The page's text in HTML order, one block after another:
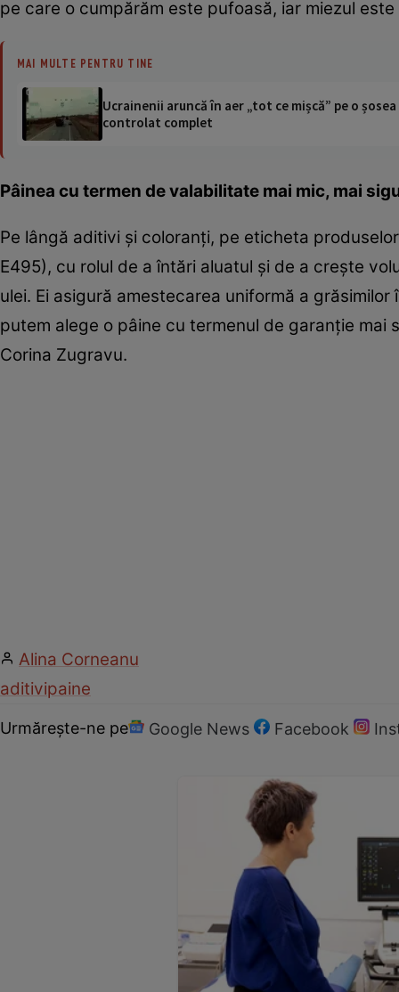
pe care o cumpărăm este pufoasă, iar miezul
MAI MULTE PENTRU TINE
Ucrainenii aruncă în aer „tot ce mișcă” pe o
controlat complet
Pâinea cu termen de valabilitate mai mic, mai
Pe lângă aditivi şi coloranţi, pe eticheta
E495), cu rolul de a întări aluatul şi de a creşte
ulei. Ei asigură amestecarea uniformă a
putem alege o pâine cu termenul de garanţie mai
Corina Zugravu.
Alina Corneanu
aditivipaine
Urmărește-ne pe Google News Facebook